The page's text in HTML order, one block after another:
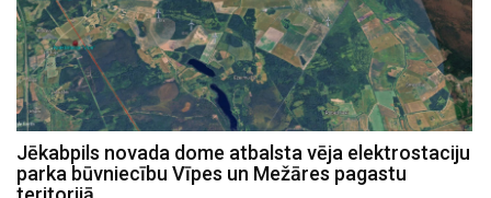
Jēkabpils novada dome atbalsta vēja elektrostaciju
parka būvniecību Vīpes un Mežāres pagastu